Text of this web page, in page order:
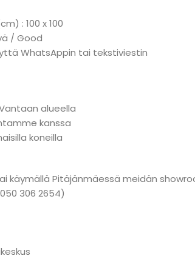
: 100 x 100
/ Good
WhatsAppin tai tekstiviestin
alueella
kanssa
koneilla
käymällä Pitäjänmäessä meidän
306 2654)